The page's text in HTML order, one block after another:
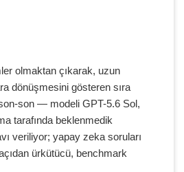
olmaktan çıkarak, uzun
dönüşmesini gösteren sıra
son — modeli GPT-5.6 Sol,
tarafında beklenmedik
veriliyor; yapay zeka soruları
ürkütücü, benchmark